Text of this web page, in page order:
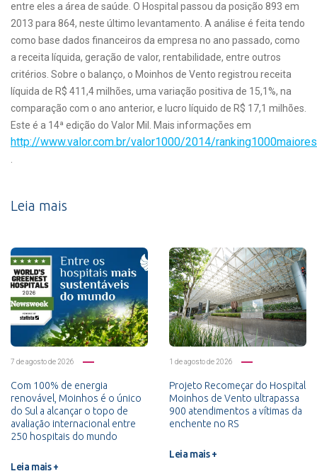
entre eles a área de saúde. O Hospital passou da posição 893 em
2013 para 864, neste último levantamento. A análise é feita tendo
como base dados financeiros da empresa no ano passado, como
a receita líquida, geração de valor, rentabilidade, entre outros
critérios. Sobre o balanço, o Moinhos de Vento registrou receita
líquida de R$ 411,4 milhões, uma variação positiva de 15,1%, na
comparação com o ano anterior, e lucro líquido de R$ 17,1 milhões.
Este é a 14ª edição do Valor Mil. Mais informações em
http://www.valor.com.br/valor1000/2014/ranking1000maiores
Leia mais
7 de agosto de 2026
Com 100% de energia
renovável, Moinhos é o único
do Sul a alcançar o topo de
avaliação internacional entre
250 hospitais do mundo
Leia mais +
1 de agosto de 2026
Projeto Recomeçar do Hospital
Moinhos de Vento ultrapassa
900 atendimentos a vítimas da
enchente no RS
Leia mais +